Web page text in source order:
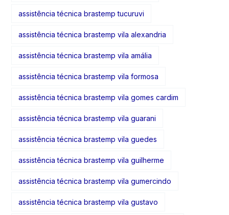
assistência técnica brastemp tucuruvi
assistência técnica brastemp vila alexandria
assistência técnica brastemp vila amália
assistência técnica brastemp vila formosa
assistência técnica brastemp vila gomes cardim
assistência técnica brastemp vila guarani
assistência técnica brastemp vila guedes
assistência técnica brastemp vila guilherme
assistência técnica brastemp vila gumercindo
assistência técnica brastemp vila gustavo